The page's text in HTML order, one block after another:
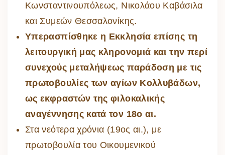
Κωνσταντινουπόλεως, Νικολάου Καβάσιλα
και Συμεών Θεσσαλονίκης.
Υπερασπίσθηκε η Εκκλησία επίσης τη
λειτουργική μας κληρονομιά και την περί
συνεχούς μεταλήψεως παράδοση με τις
πρωτοβουλίες των αγίων Κολλυβάδων,
ως εκφραστών της φιλοκαλικής
αναγέννησης κατά τον 18ο αι.
Στα νεότερα χρόνια (19ος αι.), με
πρωτοβουλία του Οικουμενικού